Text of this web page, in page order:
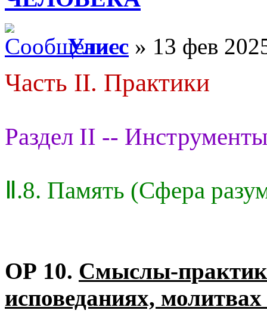
Улисс » 13 фев
Часть II. Практики
Раздел II --
Ⅱ.8. Память (Сфера
ОР 10. Смыслы-практик
исповеданиях,